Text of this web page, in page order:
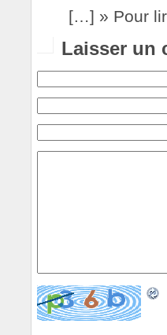
[…] » Pour
Laisser un